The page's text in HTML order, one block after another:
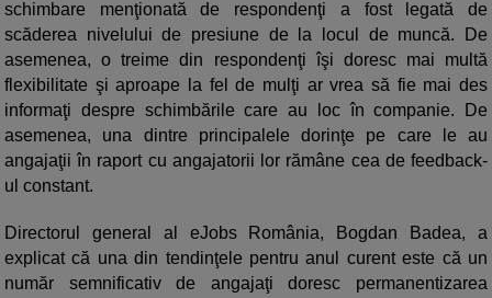
schimbare menţionată de respondenţi a fost legată de
scăderea nivelului de presiune de la locul de muncă. De
asemenea, o treime din respondenţi îşi doresc mai multă
flexibilitate şi aproape la fel de mulţi ar vrea să fie mai des
informaţi despre schimbările care au loc în companie. De
asemenea, una dintre principalele dorinţe pe care le au
angajaţii în raport cu angajatorii lor rămâne cea de feedback-
ul constant.
Directorul general al eJobs România, Bogdan Badea, a
explicat că una din tendinţele pentru anul curent este că un
număr semnificativ de angajaţi doresc permanentizarea